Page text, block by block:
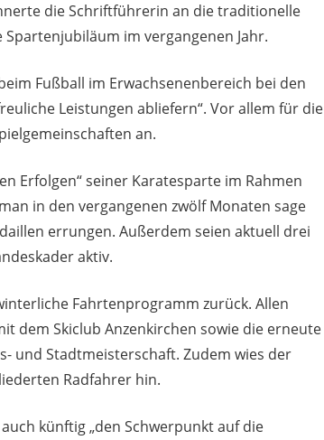
die Schriftführerin an die traditionelle
im vergangenen Jahr.
Fußball im Erwachsenenbereich bei den
Leistungen abliefern“. Vor allem für die
an.
Erfolgen“ seiner Karatesparte im Rahmen
in den vergangenen zwölf Monaten sage
errungen. Außerdem seien aktuell drei
aktiv.
Fahrtenprogramm zurück. Allen
dem Skiclub Anzenkirchen sowie die erneute
und Stadtmeisterschaft. Zudem wies der
Radfahrer hin.
künftig „den Schwerpunkt auf die